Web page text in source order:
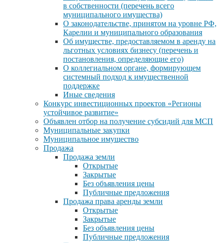
в собственности (перечень всего
муниципального имущества)
О законодательстве, принятом на уровне РФ,
Карелии и муниципального образования
Об имуществе, предоставляемом в аренду на
льготных условиях бизнесу (перечень и
постановления, определяющие его)
О коллегиальном органе, формирующем
системный подход к имущественной
поддержке
Иные сведения
Конкурс инвестиционных проектов «Регионы
устойчивое развитие»
Объявлен отбор на получение субсидий для МСП
Муниципальные закупки
Муниципальное имущество
Продажа
Продажа земли
Открытые
Закрытые
Без объявления цены
Публичные предложения
Продажа права аренды земли
Открытые
Закрытые
Без объявления цены
Публичные предложения